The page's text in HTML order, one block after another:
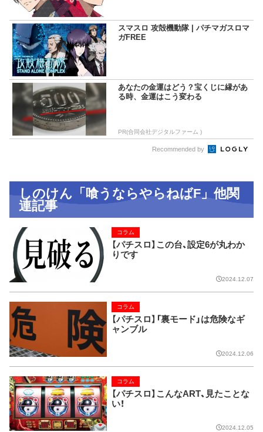
スマスロ 攻殻機動隊 | パチマガスロマ
ガFREE
あなたの金運はどう？宝くじに縁があ
る時、金運はこう変わる
PR(合同会社デジタルファーム )
Recommended by
しのけん「喰うならやらねばF」他関
連記事
【パチスロ】この台、設定6が丸わか
りです
コラム
2024.12.07
【パチスロ】「裏モード」は危険なギ
ャンブル
コラム
2024.12.06
【パチスロ】こんなART、見たことな
い！
コラム
2024.12.05